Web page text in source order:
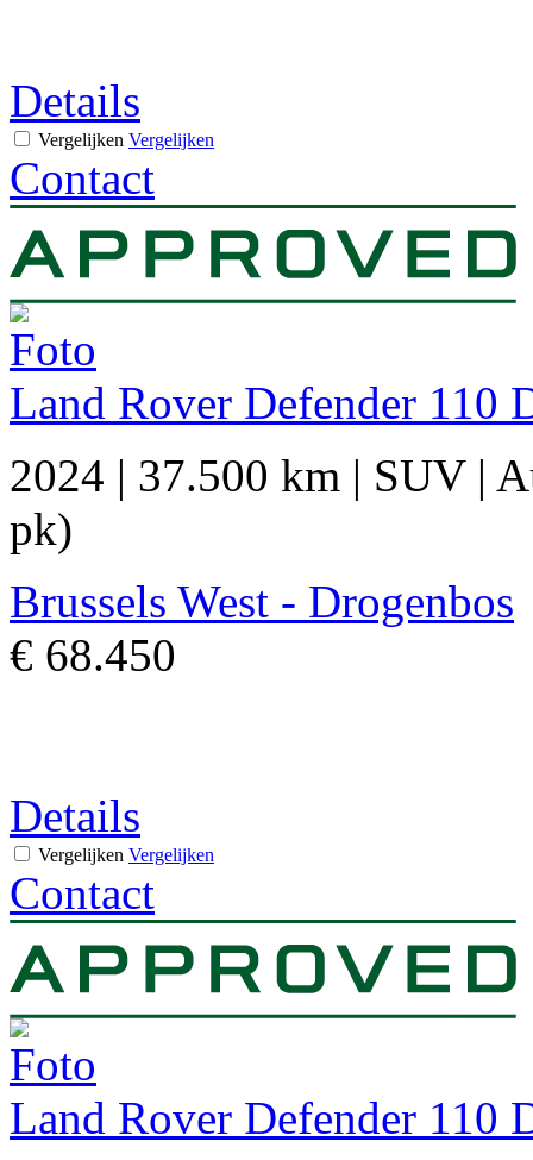
Details
Vergelijken Vergelijken
Contact
Land Rover Defender 110
2024 | 37.500 km | SUV|
pk)
Brussels West - Drogenbos
€ 68.450
Details
Vergelijken Vergelijken
Contact
Land Rover Defender 110